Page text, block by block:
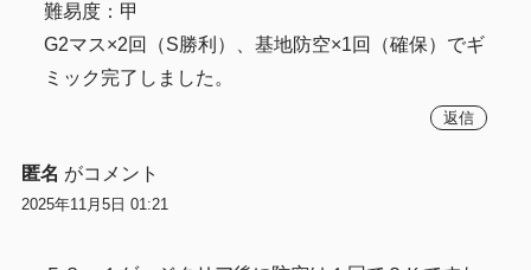
難易度：甲
G2マス×2回（S勝利）、基地防空×1回（確保）でギ
ミック完了しました。
返信
匿名 がコメント
2025年11月5日 01:21